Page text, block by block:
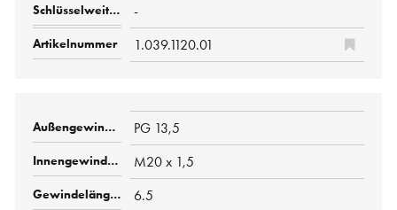
-
1.039.1120.01
PG 13,5
M20 x 1,5
6.5